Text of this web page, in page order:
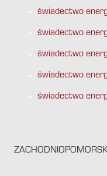
świadectwo
świadectwo
świadectwo
świadectwo
świadectwo